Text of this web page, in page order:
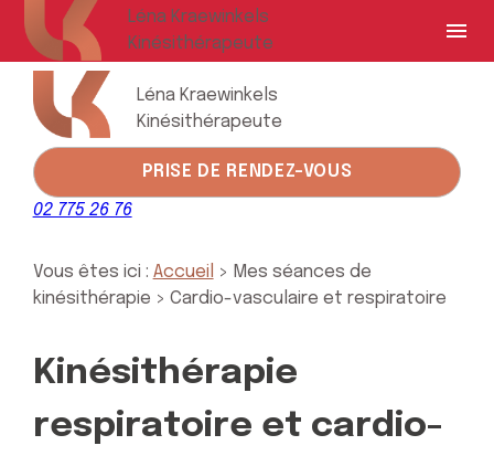
Léna Kraewinkels
Kinésithérapeute
menu
Léna Kraewinkels
Kinésithérapeute
PRISE DE RENDEZ-VOUS
02 775 26 76
Vous êtes ici : Accueil > Mes séances de
kinésithérapie > Cardio-vasculaire et respiratoire
Kinésithérapie
respiratoire et cardio-
Panneau de gestion des cookies